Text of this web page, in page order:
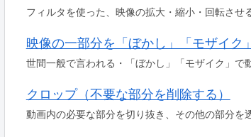
フィルタを使った、映像の拡大・縮小・回転さ
映像の一部分を「ぼかし」「モザイク
世間一般で言われる・「ぼかし」「モザイク」で
クロップ（不要な部分を削除する）
動画内の必要な部分を切り抜き、その他の部分を